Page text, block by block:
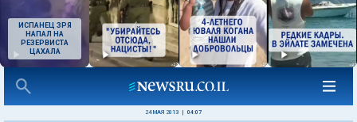
ИСПАНЕЦ ЗРЯ
НАПАЛ НА
РЕЗЕРВИСТА
ЦАХАЛА
24 МАЯ 2013 04:07